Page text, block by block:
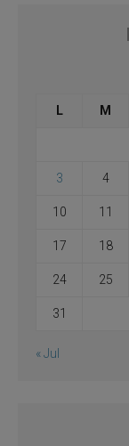
L M
3 4
10 11
17 18
24 25
31
« Jul